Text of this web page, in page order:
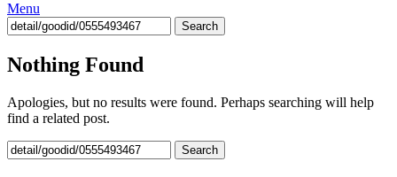
Menu
Search
Nothing Found
Apologies, but no results were found. Perhaps searching will help
find a related post.
Search